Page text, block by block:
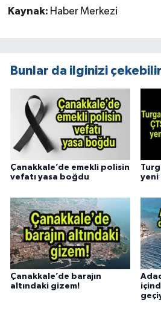
Kaynak: Haber Merkezi
Bunlar da ilginizi çekebilir
Çanakkale’de emekli polisin
vefatı yasa boğdu
yeni
Çanakkale’de barajın
altındaki gizem!